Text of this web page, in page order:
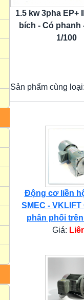
1.5 kw 3pha EP+
bích - Có phanh
1/100
Sản phẩm cùng loại:
Động cơ liền
SMEC -
phân phối
Giá: